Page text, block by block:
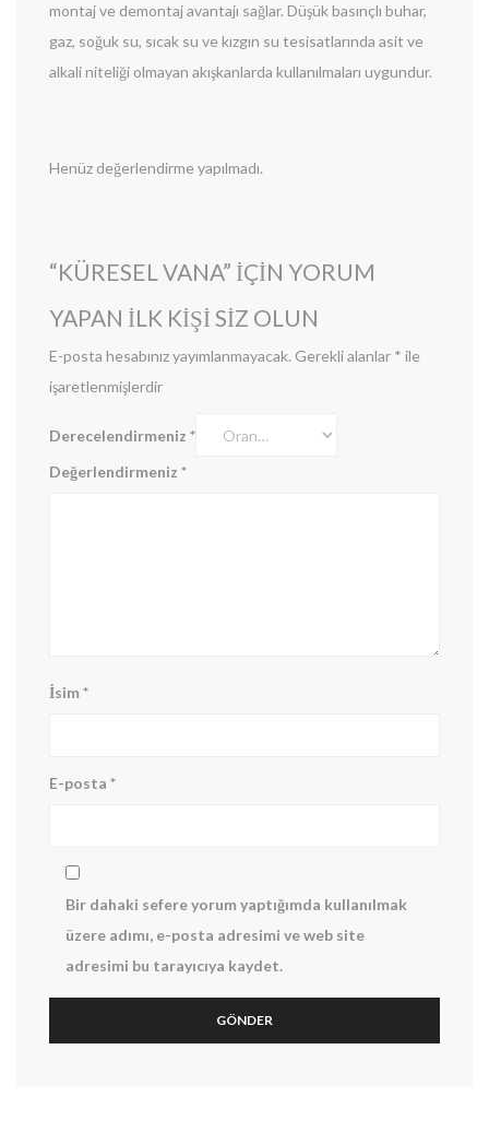
montaj ve demontaj avantajı sağlar. Düşük basınçlı buhar,
gaz, soğuk su, sıcak su ve kızgın su tesisatlarında asit ve
alkali niteliği olmayan akışkanlarda kullanılmaları uygundur.
Henüz değerlendirme yapılmadı.
“KÜRESEL VANA” IÇIN YORUM
YAPAN ILK KIŞI SIZ OLUN
E-posta hesabınız yayımlanmayacak. Gerekli alanlar * ile
işaretlenmişlerdir
Derecelendirmeniz *
Değerlendirmeniz *
İsim*
E-posta *
Bir dahaki sefere yorum yaptığımda kullanılmak
üzere adımı, e-posta adresimi ve web site
adresimi bu tarayıcıya kaydet.